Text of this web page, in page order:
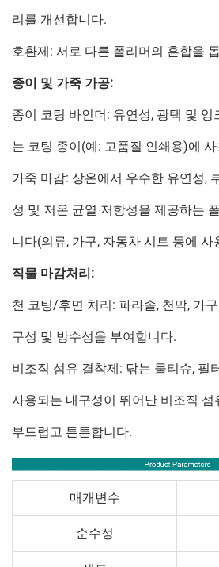
리를 개선합니다.
호환제: 서로 다른 폴리머의 혼합을
종이 및 가죽 가공:
종이 코팅 바인더: 유연성, 광택 및 잉
는 코팅 종이(예: 고품질 인쇄용)에
가죽 마감: 상온에서 우수한 유연성,
성 및 저온 균열 저항성을 제공하는
니다(의류, 가구, 자동차 시트 등에 사
직물 마감처리:
천 코팅/후면 처리: 파라솔, 천막, 가
구성 및 방수성을 부여합니다.
비조직 섬유 결착제: 닦는 물티슈, 필
사용되는 내구성이 뛰어난 비조직 섬
부드럽고 튼튼합니다.
매개변수
순수성